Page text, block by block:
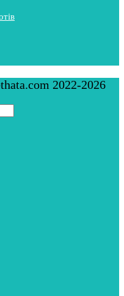
2022-2026